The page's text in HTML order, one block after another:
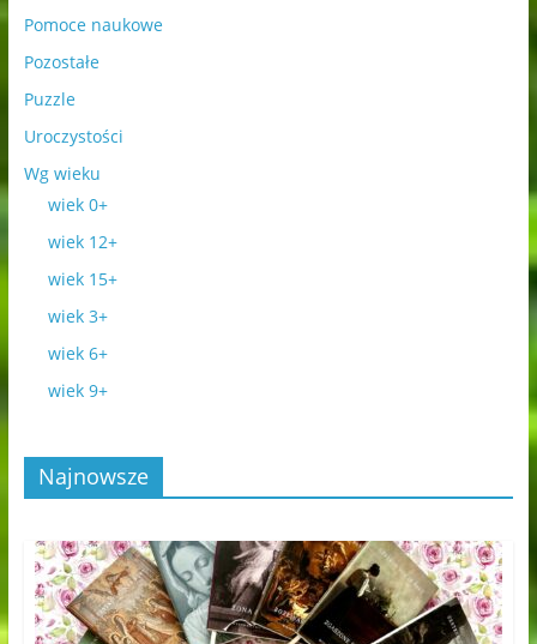
Pomoce naukowe
Pozostałe
Puzzle
Uroczystości
Wg wieku
wiek 0+
wiek 12+
wiek 15+
wiek 3+
wiek 6+
wiek 9+
Najnowsze